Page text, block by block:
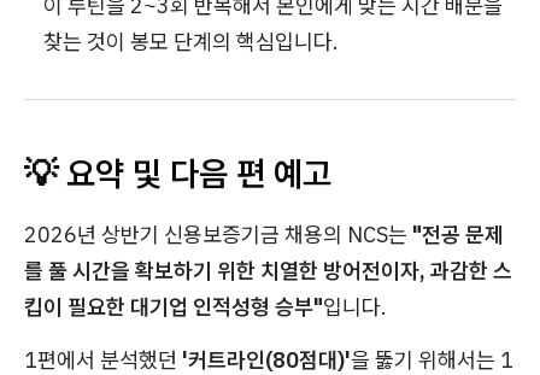
찾는 것이 봉모 단계의 핵심입니다.
💡 요약 및 다음 편 예고
2026년 상반기 신용보증기금 채용의 NCS는 "전공 문제
를 풀 시간을 확보하기 위한 치열한 방어전이자, 과감한 스
킵이 필요한 대기업 인적성형 승부"입니다.
1편에서 분석했던 '커트라인(80점대)'을 뚫기 위해서는 1